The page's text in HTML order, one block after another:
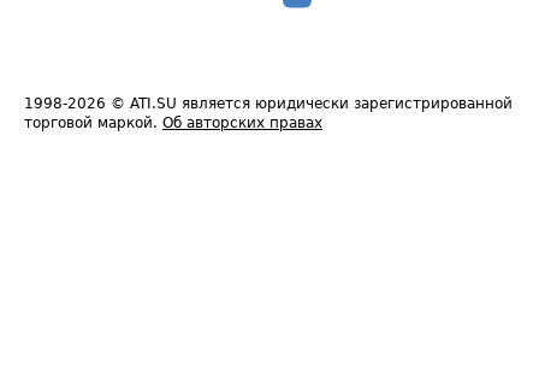
1998-2026 © ATI.SU является юридически зарегистрированной
торговой маркой. Об авторских правах